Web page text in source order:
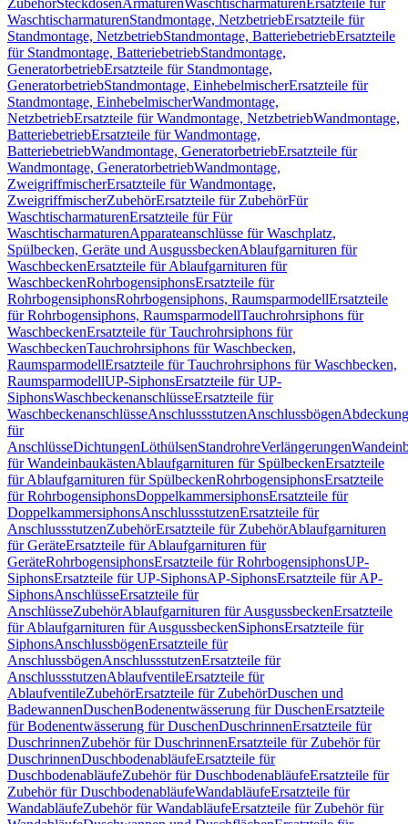
ZubehörSteckdosenArmaturenWaschtischarmaturen Ersatzteile für
WaschtischarmaturenStandmontage, NetzbetriebErsatzteile für
Standmontage, NetzbetriebStandmontage, BatteriebetriebErsatzteile
für Standmontage, BatteriebetriebStandmontage,
GeneratorbetriebErsatzteile für Standmontage,
GeneratorbetriebStandmontage, EinhebelmischerErsatzteile für
Standmontage, EinhebelmischerWandmontage,
NetzbetriebErsatzteile für Wandmontage, NetzbetriebWandmontage,
BatteriebetriebErsatzteile für Wandmontage,
BatteriebetriebWandmontage, GeneratorbetriebErsatzteile für
Wandmontage, GeneratorbetriebWandmontage,
ZweigriffmischerErsatzteile für Wandmontage,
ZweigriffmischerZubehörErsatzteile für ZubehörFür
WaschtischarmaturenErsatzteile für Für
WaschtischarmaturenApparateanschlüsse für Waschplatz,
Spülbecken, Geräte und AusgussbeckenAblaufgarnituren für
WaschbeckenErsatzteile für Ablaufgarnituren für
WaschbeckenRohrbogensiphonsErsatzteile für
RohrbogensiphonsRohrbogensiphons, RaumsparmodellErsatzteile
für Rohrbogensiphons, RaumsparmodellTauchrohrsiphons für
WaschbeckenErsatzteile für Tauchrohrsiphons für
WaschbeckenTauchrohrsiphons für Waschbecken,
RaumsparmodellErsatzteile für Tauchrohrsiphons für Waschbecken,
RaumsparmodellUP-SiphonsErsatzteile für UP-
SiphonsWaschbeckenanschlüsseErsatzteile für
WaschbeckenanschlüsseAnschlussstutzenAnschlussbögen
für
AnschlüsseDichtungenLöthülsenStandrohreVerlängerungen
für WandeinbaukästenAblaufgarnituren für SpülbeckenErsatzteile
für Ablaufgarnituren für SpülbeckenRohrbogensiphonsErsatzteile
für RohrbogensiphonsDoppelkammersiphonsErsatzteile für
DoppelkammersiphonsAnschlussstutzenErsatzteile für
AnschlussstutzenZubehörErsatzteile für ZubehörAblaufgarnituren
für GeräteErsatzteile für Ablaufgarnituren für
GeräteRohrbogensiphonsErsatzteile für RohrbogensiphonsUP-
SiphonsErsatzteile für UP-SiphonsAP-SiphonsErsatzteile für AP-
SiphonsAnschlüsseErsatzteile für
AnschlüsseZubehörAblaufgarnituren für AusgussbeckenErsatzteile
für Ablaufgarnituren für AusgussbeckenSiphonsErsatzteile für
SiphonsAnschlussbögenErsatzteile für
AnschlussbögenAnschlussstutzenErsatzteile für
AnschlussstutzenAblaufventileErsatzteile für
AblaufventileZubehörErsatzteile für ZubehörDuschen und
BadewannenDuschenBodenentwässerung für DuschenErsatzteile
für Bodenentwässerung für DuschenDuschrinnenErsatzteile für
DuschrinnenZubehör für DuschrinnenErsatzteile für Zubehör für
DuschrinnenDuschbodenabläufeErsatzteile für
DuschbodenabläufeZubehör für DuschbodenabläufeErsatzteile für
Zubehör für DuschbodenabläufeWandabläufeErsatzteile für
WandabläufeZubehör für WandabläufeErsatzteile für Zubehör für